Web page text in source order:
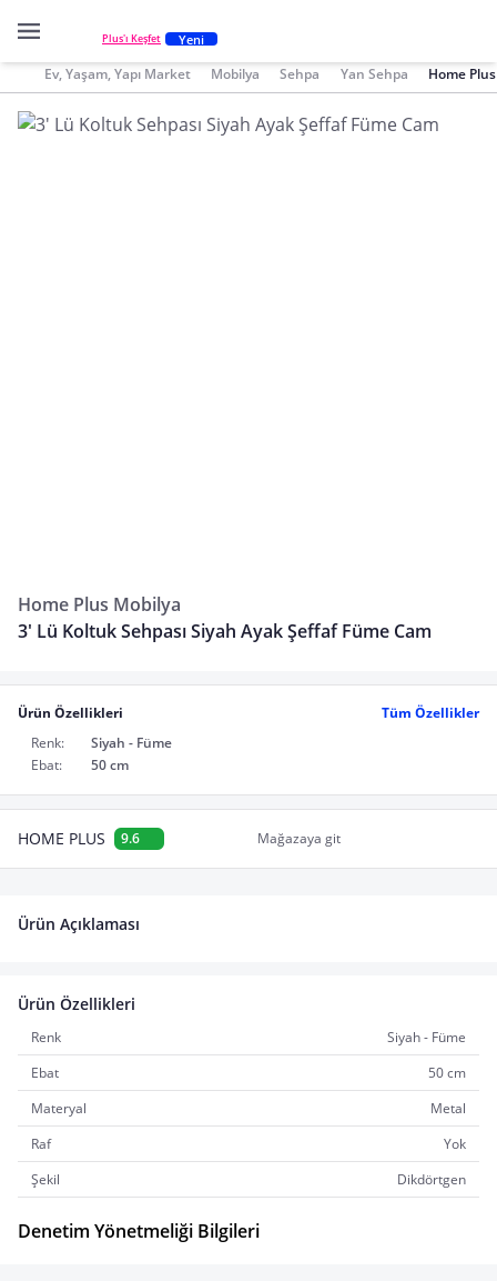
Plus'ı Keşfet Yeni
Ev, Yaşam, Yapı Market Mobilya Sehpa Yan Sehpa Home
Home Plus Mobilya
3' Lü Koltuk Sehpası Siyah Ayak Şeffaf Füme Cam
Ürün Özellikleri
Tüm Özellikler
Renk:
Siyah - Füme
Ebat:
50 cm
HOME PLUS 9.6 Mağazaya git
Ürün Açıklaması
Ürün Özellikleri
Renk
Siyah - Füme
Ebat
50 cm
Materyal
Metal
Raf
Yok
Şekil
Dikdörtgen
Denetim Yönetmeliği Bilgileri